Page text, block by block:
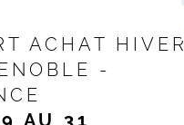
ACHAT HIVER
-
AU 31